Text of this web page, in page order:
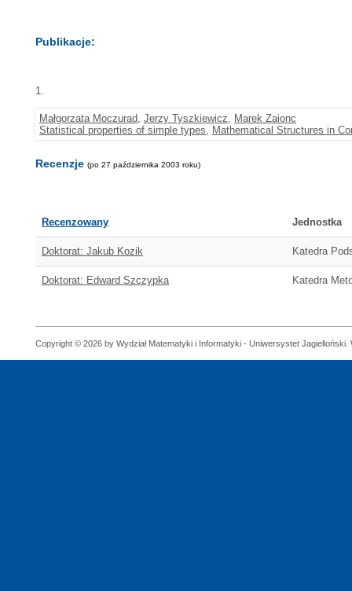
Publikacje:
1.
Małgorzata Moczurad, Jerzy Tyszkiewicz, Marek Zaionc
Statistical properties of simple types, Mathematical Structures in
Recenzje (po 27 października 2003 roku)
Recenzowany Jednostka
Doktorat: Jakub Kozik Katedra
Doktorat: Edward Szczypka Katedra
Copyright © 2026 by Wydział Matematyki i Informatyki - Uniwersystet